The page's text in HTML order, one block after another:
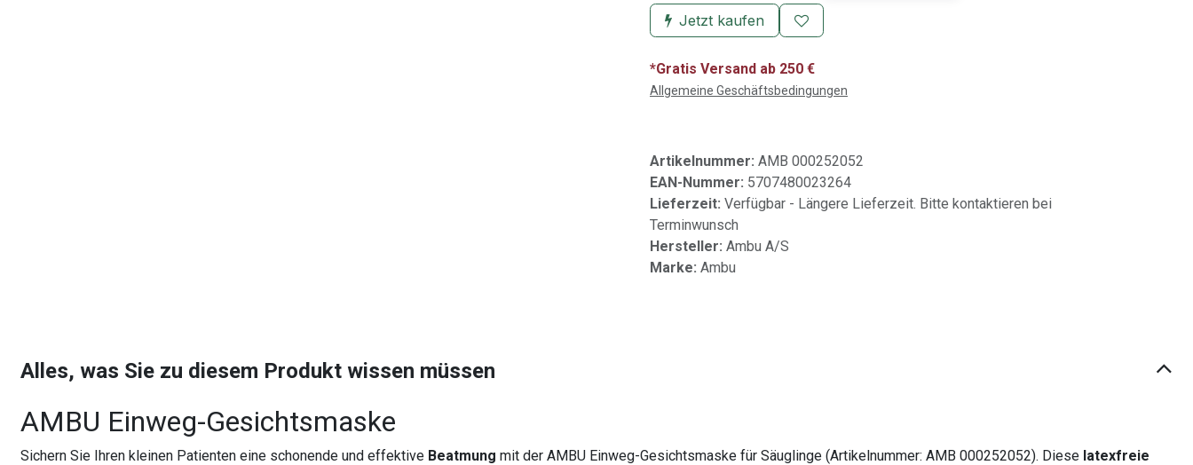
Jetzt kaufen
*Gratis Versand ab 250 €
Allgemeine Geschäftsbedingungen
Artikelnummer: AMB 000252052
EAN-Nummer: 5707480023264
Lieferzeit: Verfügbar - Längere Lieferzeit. Bitte kontaktieren bei
Terminwunsch
Hersteller: Ambu A/S
Marke: Ambu
Alles, was Sie zu diesem Produkt wissen müssen
AMBU Einweg-Gesichtsmaske
Sichern Sie Ihren kleinen Patienten eine schonende und effektive Beatmung mit der AMBU Einweg-Gesichtsmaske für Säuglinge (Artikelnummer: AMB 000252052). Diese latexfreie